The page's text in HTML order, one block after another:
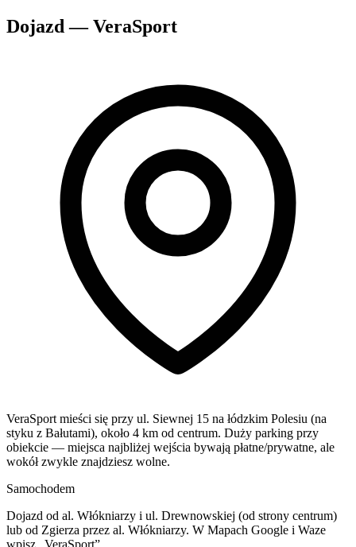
Dojazd — VeraSport
VeraSport mieści się przy ul. Siewnej 15 na łódzkim Polesiu (na
styku z Bałutami), około 4 km od centrum. Duży parking przy
obiekcie — miejsca najbliżej wejścia bywają płatne/prywatne, ale
wokół zwykle znajdziesz wolne.
Samochodem
Dojazd od al. Włókniarzy i ul. Drewnowskiej (od strony centrum)
lub od Zgierza przez al. Włókniarzy. W Mapach Google i Waze